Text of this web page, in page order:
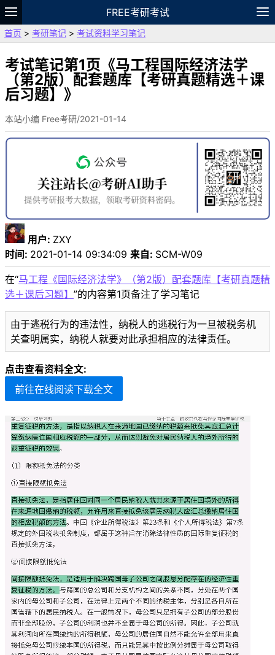
FREE考研考试
题库
故事 专题 APP
VIP
资料
首页 > 考研笔记 > 考试资料学习笔记
考试笔记第1页《马工程国际经济法学
（第2版）配套题库【考研真题精选＋课
后习题】》
本站小编 Free考研/2021-01-14
用户: ZXY
时间: 2021-01-14 09:34:09 来自: SCM-W09
在“马工程《国际经济法学》（第2版）配套题库【考研真题精
选＋课后习题】 ”的内容第1页备注了学习笔记
由于逃税行为的违法性，纳税人的逃税行为一旦被税务机
关查明属实，纳税人就要对此承担相应的法律责任。
点击查看资料全文:
前往在线阅读下载全文